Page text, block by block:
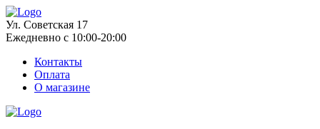
Ул. Советская 17
Ежедневно с 10:00-20:00
Контакты
Оплата
О магазине